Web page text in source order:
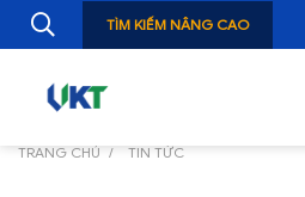
TÌM KIẾM NÂNG CAO
TRANG CHỦ TIN TỨC